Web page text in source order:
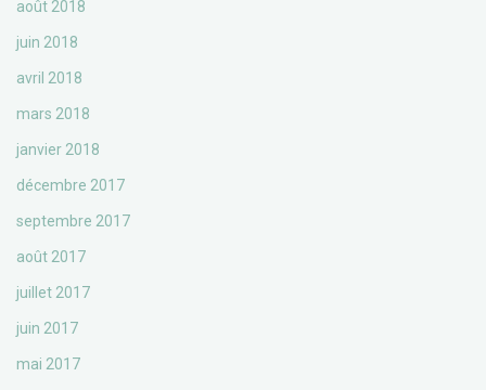
août 2018
juin 2018
avril 2018
mars 2018
janvier 2018
décembre 2017
septembre 2017
août 2017
juillet 2017
juin 2017
mai 2017